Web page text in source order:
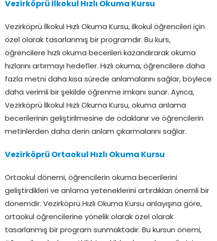
Vezirköprü İlkokul Hızlı Okuma Kursu
Vezirköprü İlkokul Hızlı Okuma Kursu, ilkokul öğrencileri için
özel olarak tasarlanmış bir programdır. Bu kurs,
öğrencilere hızlı okuma becerileri kazandırarak okuma
hızlarını artırmayı hedefler. Hızlı okuma, öğrencilere daha
fazla metni daha kısa sürede anlamalarını sağlar, böylece
daha verimli bir şekilde öğrenme imkanı sunar. Ayrıca,
Vezirköprü İlkokul Hızlı Okuma Kursu, okuma anlama
becerilerinin geliştirilmesine de odaklanır ve öğrencilerin
metinlerden daha derin anlam çıkarmalarını sağlar.
Vezirköprü Ortaokul Hızlı Okuma Kursu
Ortaokul dönemi, öğrencilerin okuma becerilerini
geliştirdikleri ve anlama yeteneklerini artırdıkları önemli bir
dönemdir. Vezirköprü Hızlı Okuma Kursu anlayışına göre,
ortaokul öğrencilerine yönelik olarak özel olarak
tasarlanmış bir program sunmaktadır. Bu kursun önemi,